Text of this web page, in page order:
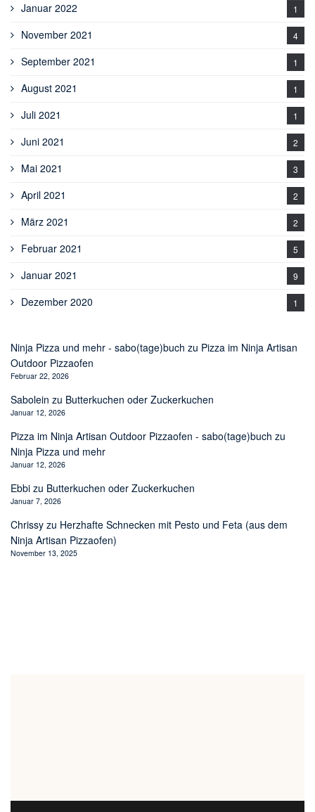
Januar 2022 1
November 2021 4
September 2021 1
August 2021 1
Juli 2021 1
Juni 2021 2
Mai 2021 3
April 2021 2
März 2021 2
Februar 2021 5
Januar 2021 9
Dezember 2020 1
Ninja Pizza und mehr - sabo(tage)buch zu Pizza im Ninja Artisan
Outdoor Pizzaofen
Februar 22, 2026
Sabolein zu Butterkuchen oder Zuckerkuchen
Januar 12, 2026
Pizza im Ninja Artisan Outdoor Pizzaofen - sabo(tage)buch zu
Ninja Pizza und mehr
Januar 12, 2026
Ebbi zu Butterkuchen oder Zuckerkuchen
Januar 7, 2026
Chrissy zu Herzhafte Schnecken mit Pesto und Feta (aus dem
Ninja Artisan Pizzaofen)
November 13, 2025